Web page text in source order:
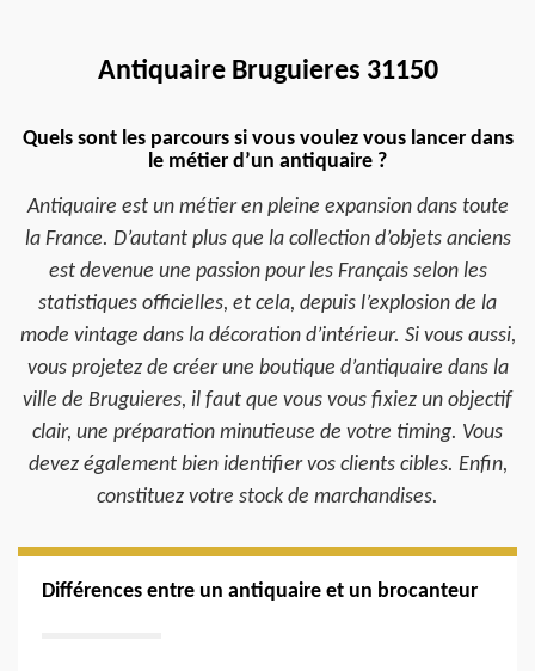
Antiquaire Bruguieres 31150
Quels sont les parcours si vous voulez vous lancer dans
le métier d’un antiquaire ?
Antiquaire est un métier en pleine expansion dans toute
la France. D’autant plus que la collection d’objets anciens
est devenue une passion pour les Français selon les
statistiques officielles, et cela, depuis l’explosion de la
mode vintage dans la décoration d’intérieur. Si vous aussi,
vous projetez de créer une boutique d’antiquaire dans la
ville de Bruguieres, il faut que vous vous fixiez un objectif
clair, une préparation minutieuse de votre timing. Vous
devez également bien identifier vos clients cibles. Enfin,
constituez votre stock de marchandises.
Différences entre un antiquaire et un brocanteur